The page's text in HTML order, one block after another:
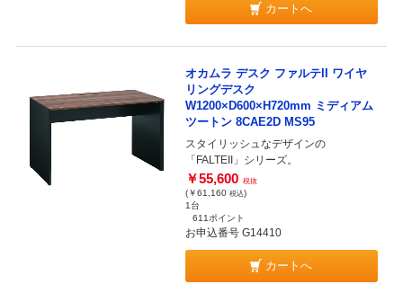
カートへ
オカムラ デスク ファルテII ワイヤ
リングデスク
W1200×D600×H720mm ミディアム
ツートン 8CAE2D MS95
スタイリッシュなデザインの
「FALTEII」シリーズ。
￥55,600 税抜
(￥61,160 税込)
1台
611ポイント
お申込番号 G14410
カートへ